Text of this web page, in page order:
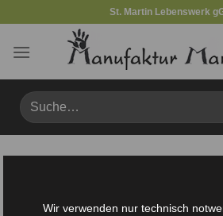
springen
St. Martin Lebenswerk
Suche
nach:
Wir verwenden nur technisch